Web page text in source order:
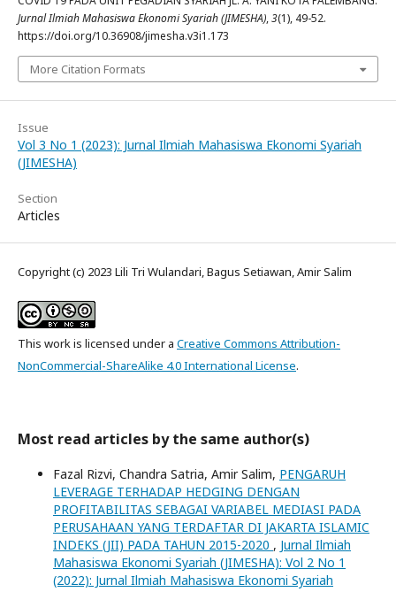
Jurnal Ilmiah Mahasiswa Ekonomi Syariah (JIMESHA),3(1), 49-52.
https://doi.org/10.36908/jimesha.v3i1.173
More Citation Formats
Issue
Vol 3 No 1 (2023): Jurnal Ilmiah Mahasiswa Ekonomi Syariah
(JIMESHA)
Section
Articles
Copyright (c) 2023 Lili Tri Wulandari, Bagus Setiawan, Amir Salim
This work is licensed under a Creative Commons Attribution-
NonCommercial-ShareAlike 4.0 International License.
Most read articles by the same author(s)
Fazal Rizvi, Chandra Satria, Amir Salim, PENGARUH
LEVERAGE TERHADAP HEDGING DENGAN
PROFITABILITAS SEBAGAI VARIABEL MEDIASI PADA
PERUSAHAAN YANG TERDAFTAR DI JAKARTA ISLAMIC
INDEKS (JII) PADA TAHUN 2015-2020 , Jurnal Ilmiah
Mahasiswa Ekonomi Syariah (JIMESHA): Vol 2 No 1
(2022): Jurnal Ilmiah Mahasiswa Ekonomi Syariah